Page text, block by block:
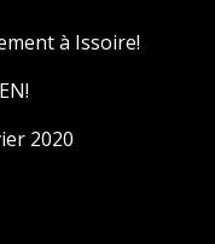
à Issoire!
2020